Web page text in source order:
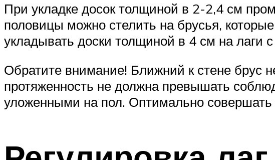
При укладке досок толщиной в 2-2,4 см
половицы можно стелить на брусья,
укладывать доски толщиной в 4 см на лаги
Обратите внимание! Ближний к стене брус
протяженность не должна превышать
уложенными на пол. Оптимально